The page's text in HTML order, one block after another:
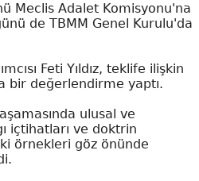
Meclis Adalet Komisyonu'na
de TBMM Genel Kurulu'da
Feti Yıldız, teklife ilişkin
bir değerlendirme yaptı.
ulusal ve
içtihatları ve doktrin
örnekleri göz önünde